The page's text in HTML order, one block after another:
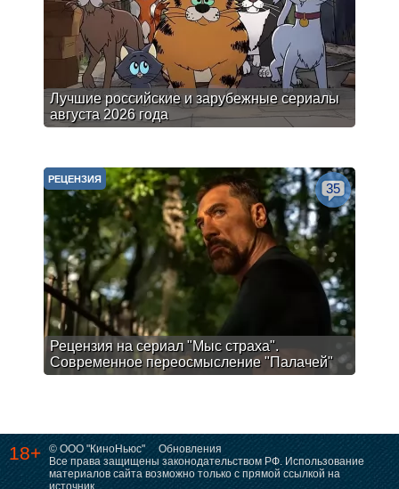
Лучшие российские и зарубежные сериалы
августа 2026 года
Рецензия на сериал "Мыс страха".
Современное переосмысление "Палачей"
РЕЦЕНЗИЯ
35
18+ © ООО "КиноНьюс"
Обновления
Все права защищены законодательством РФ. Использование
материалов сайта возможно только с прямой ссылкой на
источник.